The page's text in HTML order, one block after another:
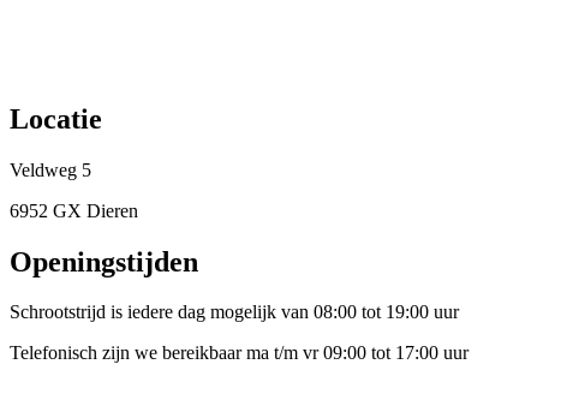
Locatie
Veldweg 5
6952 GX Dieren
Openingstijden
Schrootstrijd is iedere dag mogelijk van 08:00 tot 19:00 uur
Telefonisch zijn we bereikbaar ma t/m vr 09:00 tot 17:00 uur